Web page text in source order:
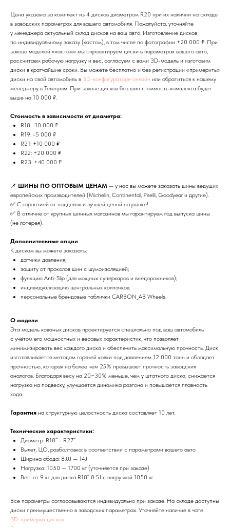
Цена указана за комплект из 4 дисков диаметром R20 при их наличии на складе
в заводских параметрах для вашего автомобиля. Пожалуйста, уточняйте
у менеджера актуальный склад дисков на ваш авто. Изготовление дисков
по индивидуальному заказу (кастом), в том числе по фотографии +20 000 ₽. При
заказе моделей «кастом» мы спроектируем диски в параметрах вашего авто,
рассчитаем рабочую нагрузку и вес, согласуем с вами 3D-модель и изготовим
диски в кратчайшие сроки. Вы можете бесплатно и без регистрации «примерить»
диски на свой автомобиль в 3D-конфигураторе онлайн или обратиться к нашему
менеджеру в Телеграм. При заказе дисков без шин стоимость комплекта будет
выше на 10 000 ₽.
Стоимость в зависимости от диаметра:
R18: -10 000 ₽
R19: -5 000 ₽
R21: +10 000 ₽
R22: +20 000 ₽
R23: +40 000 ₽
📌 ШИНЫ ПО ОПТОВЫМ ЦЕНАМ — у нас вы можете заказать шины ведущих
европейских производителей (Michelin, Continental, Pirelli, Goodyear и другие).
✅ С гарантией от подделок и лучшей ценой на рынке!
✅ В отличие от крупных шинных магазинов мы гарантируем год выпуска шины
(не лотерея).
Дополнительные опции
К дискам вы можете заказать:
датчики давления;
защиту от проколов шин с шумоизоляцией;
функцию Anti-Slip (для мощных суперкаров и внедорожников);
индивидуализацию центральных колпачков;
персональные брендовые таблички CARBON_AB Wheels.
О модели
Эта модель кованых дисков проектируется специально под ваш автомобиль
с учётом его мощностных и весовых характеристик, что позволяет
минимизировать вес каждого диска и обеспечить максимальную прочность. Диск
изготавливается методом горячей ковки под давлением 12 000 тонн и обладает
прочностью, которая на более чем 25% превышает прочность заводских
аналогов. Благодаря весу на 20−30% меньше, чем у штатного диска, снижается
нагрузка на подвеску, улучшается динамика разгона и повышается плавность
хода.
Гарантия на структурную целостность диска составляет 10 лет.
Технические характеристики:
Диаметр: R18″ - R27″
Вылет, ЦО, разболтовка: в соответствии с параметрами вашего авто
Ширина обода: 8.0J — 14J
Нагрузка: 1050 — 1700 кг (уточняется при заказе)
Вес: от 9 кг для диска R18″ 8.5J с нагрузкой 1050 кг
Все параметры согласовываются индивидуально при заказе. На складе доступны
диски преимущественно в заводских параметрах. Уточняйте наличие в чате.
3D-примерка дисков